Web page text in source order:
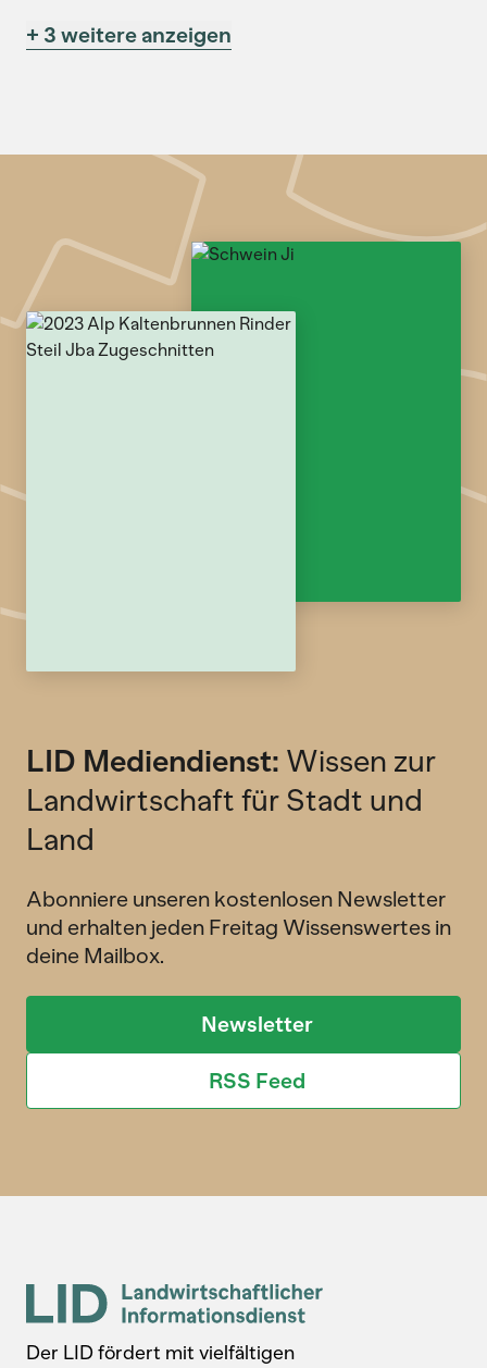
+ 3 weitere anzeigen
LID Mediendienst: Wissen zur
Landwirtschaft für Stadt und
Land
Abonniere unseren kostenlosen Newsletter
und erhalten jeden Freitag Wissenswertes in
deine Mailbox.
Newsletter
RSS Feed
Der LID fördert mit vielfältigen